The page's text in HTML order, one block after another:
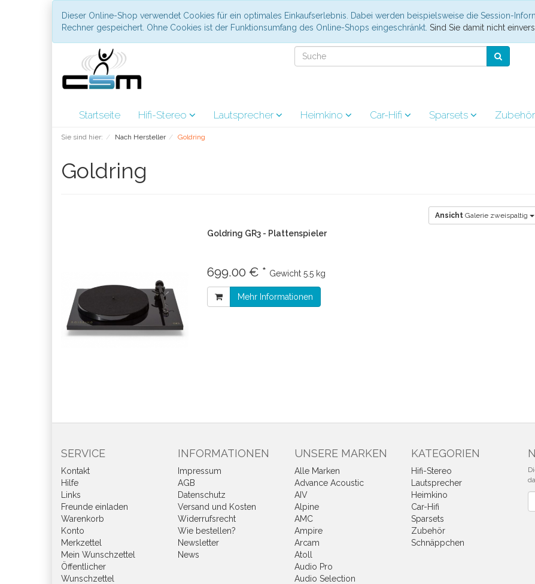
Dieser Online-Shop verwendet Cookies für ein optimales Einkaufserlebnis. Dabei werden beispielsweise die Session-
Rechner gespeichert. Ohne Cookies ist der Funktionsumfang des Online-Shops eingeschränkt. Sind Sie damit nicht
Startseite Hifi-Stereo Lautsprecher Heimkino Car-Hifi Sparsets Zubehör
Sie sind hier: Nach Hersteller Goldring
Goldring
Ansicht Galerie zweispaltig
Goldring GR3 - Plattenspieler
699.00 € * Gewicht 5.5 kg
Mehr Informationen
SERVICE
Kontakt
Hilfe
Links
Freunde einladen
Warenkorb
Konto
Merkzettel
Mein Wunschzettel
Öffentlicher
Wunschzettel
INFORMATIONEN
Impressum
AGB
Datenschutz
Versand und Kosten
Widerrufsrecht
Wie bestellen?
Newsletter
News
UNSERE MARKEN
Alle Marken
Advance Acoustic
AIV
Alpine
AMC
Ampire
Arcam
Atoll
Audio Pro
Audio Selection
KATEGORIEN
Hifi-Stereo
Lautsprecher
Heimkino
Car-Hifi
Sparsets
Zubehör
Schnäppchen